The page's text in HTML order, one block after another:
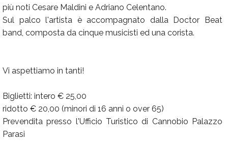
più noti Cesare Maldini e Adriano Celentano.
Sul palco l'artista è accompagnato dalla Doctor Beat
band, composta da cinque musicisti ed una corista.
Vi aspettiamo in tanti!
Biglietti: intero € 25,00
ridotto € 20,00 (minori di 16 anni o over 65)
Prevendita presso l'Ufficio Turistico di Cannobio Palazzo
Parasi